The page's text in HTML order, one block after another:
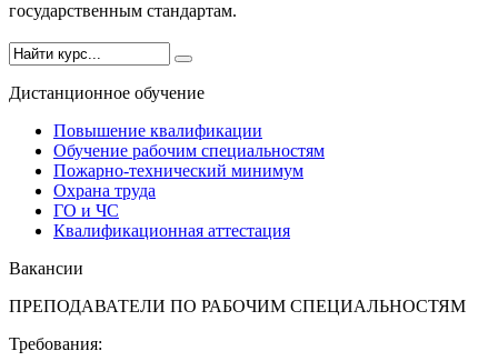
государственным стандартам.
Дистанционное обучение
Повышение квалификации
Обучение рабочим специальностям
Пожарно-технический минимум
Охрана труда
ГO и ЧС
Квалификационная аттестация
Вакансии
ПРЕПОДАВАТЕЛИ ПО РАБОЧИМ СПЕЦИАЛЬНОСТЯМ
Требования: